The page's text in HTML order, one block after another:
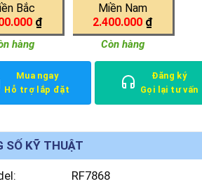
Bắc
₫
hàng
Miền Nam
2.400.000 ₫
Còn hàng
Mua ngay
Hỗ trợ lắp đặt
Đăng ký
Gọi lại tư vấn
SỐ KỸ THUẬT
RF7868